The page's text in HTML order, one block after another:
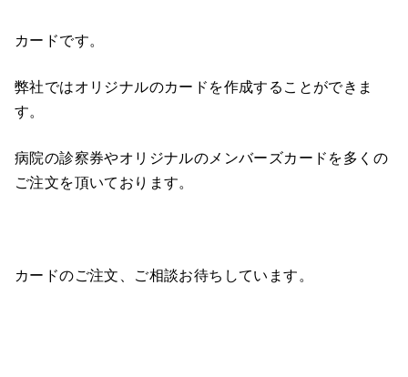
カードです。
弊社ではオリジナルのカードを作成することができま
す。
病院の診察券やオリジナルのメンバーズカードを多くの
ご注文を頂いております。
カードのご注文、ご相談お待ちしています。